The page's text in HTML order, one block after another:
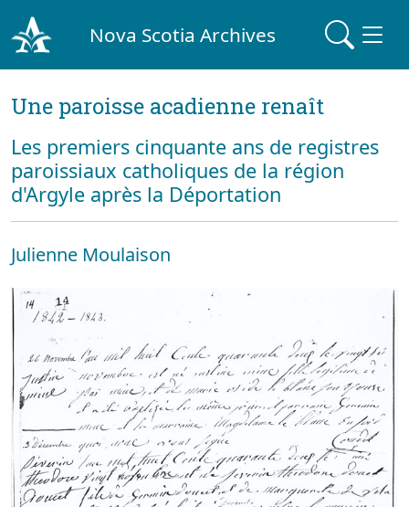
Nova Scotia Archives
Une paroisse acadienne renaît
Les premiers cinquante ans de registres
paroissiaux catholiques de la région
d'Argyle après la Déportation
Julienne Moulaison